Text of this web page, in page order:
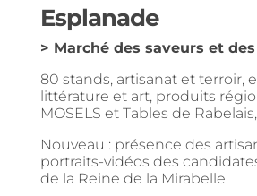
Esplanade
> Marché des saveurs et
80 stands, artisanat et terroir,
littérature et art, produits
MOSELS et Tables de
Nouveau : présence des
portraits-vidéos des
de la Reine de la Mirabelle